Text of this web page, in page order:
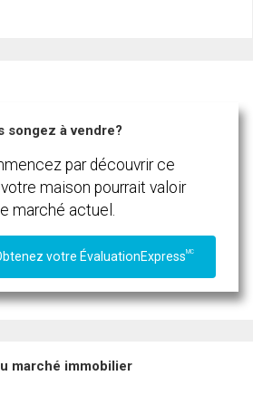
», vous consentez à nos conditions d'utilisation et
songez à vendre?
par découvrir ce
maison pourrait valoir
marché actuel.
votre ÉvaluationExpressMC
marché immobilier